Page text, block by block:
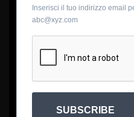
Inserisci il tuo indirizzo email
abc@xyz.com
SUBSCRIBE